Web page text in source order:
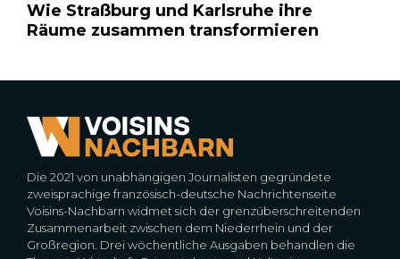
Wie Straßburg und Karlsruhe ihre
Räume zusammen transformieren
Die 2021 von unabhängigen Journalisten gegründete
zweisprachige französisch-deutsche Nachrichtenseite
Voisins-Nachbarn widmet sich der grenzüberschreitenden
Zusammenarbeit zwischen dem Niederrhein und der
Großregion. Drei wöchentliche Ausgaben behandlen die